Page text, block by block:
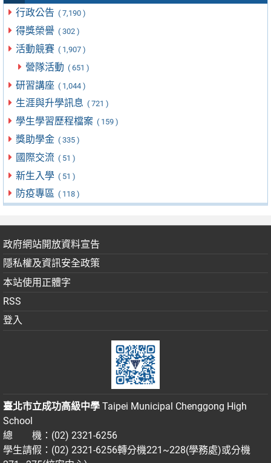
行政公告 ( 7,190 )
得獎榮譽 ( 302 )
活動競賽 ( 1,907 )
營隊活動 ( 651 )
研習講座 ( 1,044 )
生涯與升學訊息 ( 721 )
學生學習歷程檔案 ( 159 )
獎助學金 ( 335 )
國際交流 ( 51 )
新生入學 ( 51 )
防疫專區 ( 118 )
政府網站開放資料宣告
隱私權及資訊安全政策
本站使用正體字
RSS
登入
臺北市立成功高級中學 Taipei Municipal Chenggong High
School
總 機：(02) 2321-6256
學生請假：(02) 2321-6256轉分機221~228(學務處)或分機